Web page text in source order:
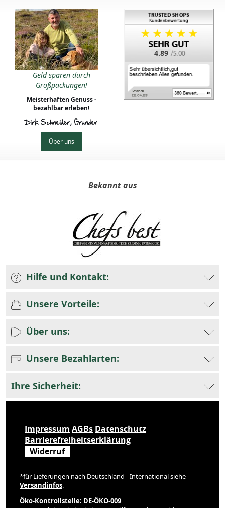
Geld sparen durch
Großpackungen!
Meisterhaften Genuss -
bezahlbar erleben!
Dirk Schneider, Gründer
Über uns
4.89
Bekannt aus
Hilfe und Kontakt:
Unsere Vorteile:
Über uns:
Unsere Bezahlarten:
Ihre Sicherheit:
Impressum AGBs Datenschutz
Barrierefreiheitserklärung
Widerruf
*für Lieferungen nach Deutschland - International siehe
Versandinfos.
Öko-Kontrollstelle: DE-ÖKO-009